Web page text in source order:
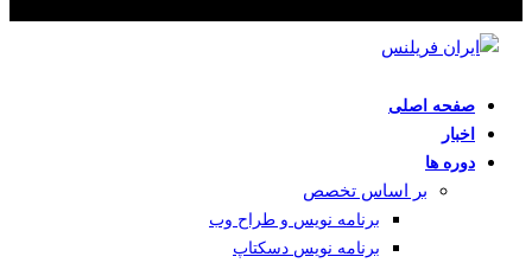
صفحه اصلی
اخبار
دوره ها
بر اساس تخصص
برنامه نویس و طراح وب
برنامه نویس دسکتاپ